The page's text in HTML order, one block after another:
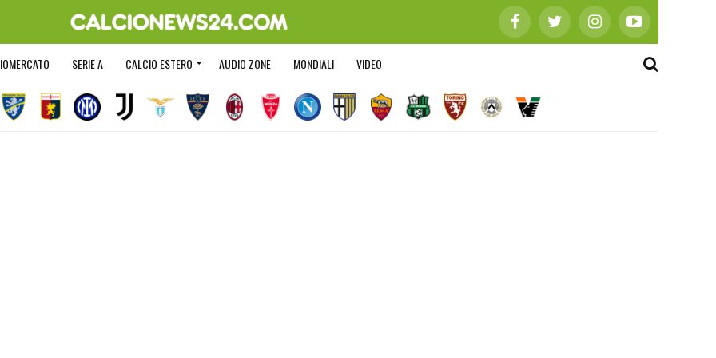
SERIE A CALCIO ESTERO AUDIO ZONE MONDIALI VIDEO